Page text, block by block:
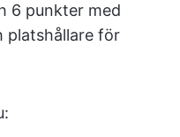
6 punkter med
platshållare för